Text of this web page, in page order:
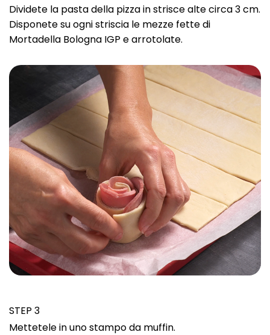
Dividete la pasta della pizza in strisce alte circa 3 cm.
Disponete su ogni striscia le mezze fette di
Mortadella Bologna IGP e arrotolate.
STEP 3
Mettetele in uno stampo da muffin.